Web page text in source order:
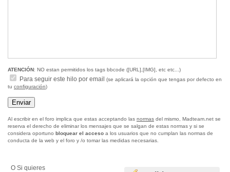
ATENCIÓN: NO estan permitidos los tags bbcode ([URL],[IMG], etc etc...)
Para seguir este hilo por email
(se aplicará la opción que tengas por defecto en
tu configuración)
Al escribir en el foro implica que estas acceptando las normas del mismo, Madteam.net se
reserva el derecho de eliminar los mensajes que se salgan de estas normas y si se
considera oportuno bloquear el acceso a los usuarios que no cumplan las normas de
conducta de la web y el foro y /o tomar las medidas necesarias.
O Si quieres